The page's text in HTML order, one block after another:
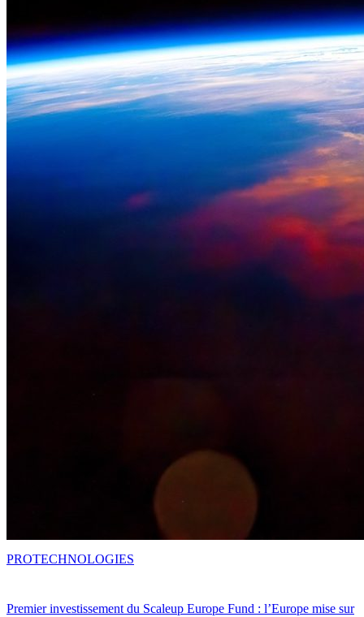
Premier investissement du Scaleup Europe Fund : l’Europe mise sur
PROTECHNOLOGIES